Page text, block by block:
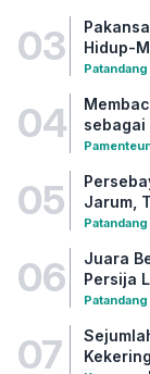
03
Hidup-
Patandang
04
sebagai
05
Jarum,
Patandang
06
Juara
Persija
Patandang
07